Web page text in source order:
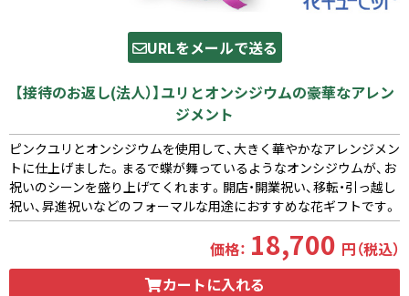
URLをメールで送る
【接待のお返し(法人）】ユリとオンシジウムの豪華なアレン
ジメント
ピンクユリとオンシジウムを使用して、大きく華やかなアレンジメン
トに仕上げました。まるで蝶が舞っているようなオンシジウムが、お
祝いのシーンを盛り上げてくれます。開店・開業祝い、移転・引っ越し
祝い、昇進祝いなどのフォーマルな用途におすすめな花ギフトです。
価格： 18,700 円（税込）
カートに入れる